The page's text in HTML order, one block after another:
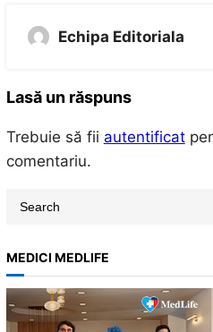
Echipa Editoriala
Lasă un răspuns
Trebuie să fii autentificat
comentariu.
a
r
c
h
MEDICI MEDLIFE